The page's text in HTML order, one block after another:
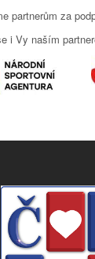
partnerům za
i Vy naším